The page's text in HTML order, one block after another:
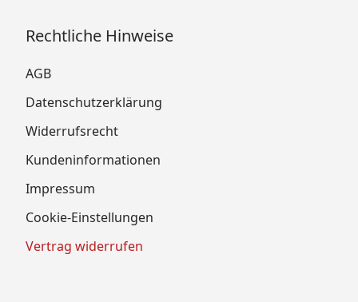
Rechtliche Hinweise
AGB
Datenschutzerklärung
Widerrufsrecht
Kundeninformationen
Impressum
Cookie-Einstellungen
Vertrag widerrufen